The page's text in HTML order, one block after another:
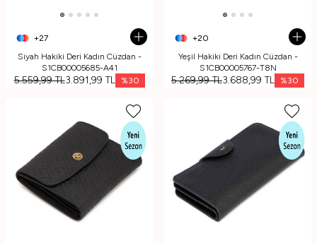
+27
Siyah Hakiki Deri Kadın Cüzdan -
S1CB00005685-A41
5.559,99TL3.891,99 TL %30
+20
Yeşil Hakiki Deri Kadın Cüzdan -
S1CB00005767-T8N
5.269,99TL3.688,99 TL %30